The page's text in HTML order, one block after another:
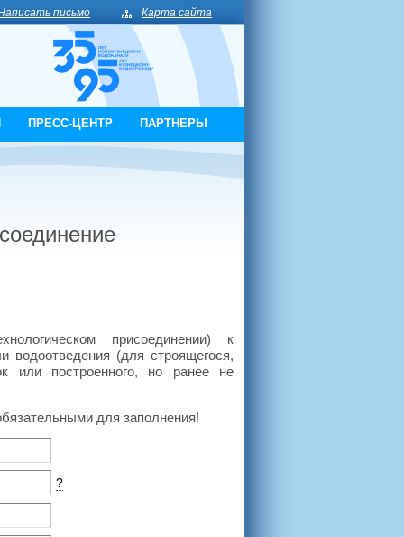
письмо Карта сайта
ПРЕСС-ЦЕНТР ПАРТНЕРЫ
присоединении) к
водоотведения (для строящегося,
или построенного, но ранее не
для заполнения!
?